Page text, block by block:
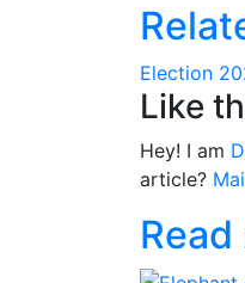
Election
Like
Hey! I am
article?